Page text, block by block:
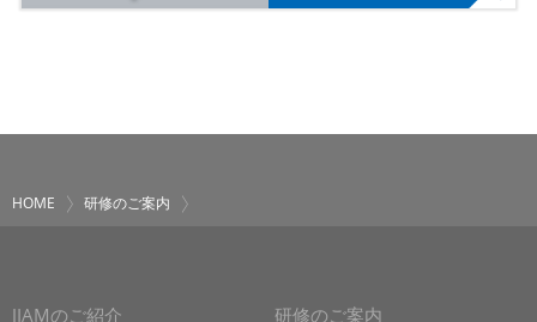
HOME 研修のご案内
JIAMのご紹介 研修のご案内